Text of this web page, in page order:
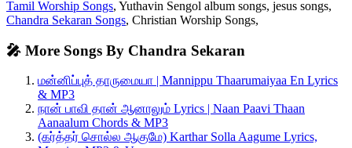
Tamil Worship Songs, Yuthavin Sengol album songs, jesus songs,
Chandra Sekaran Songs, Christian Worship Songs,
🎤 More Songs By Chandra Sekaran
மன்னிப்புத் தாருமையா | Mannippu Thaarumaiyaa En Lyrics
& MP3
நான் பாவி தான் ஆனாலும் Lyrics | Naan Paavi Thaan
Aanaalum Chords & MP3
(கர்த்தர் சொல்ல ஆகுமே) Karthar Solla Aagume Lyrics,